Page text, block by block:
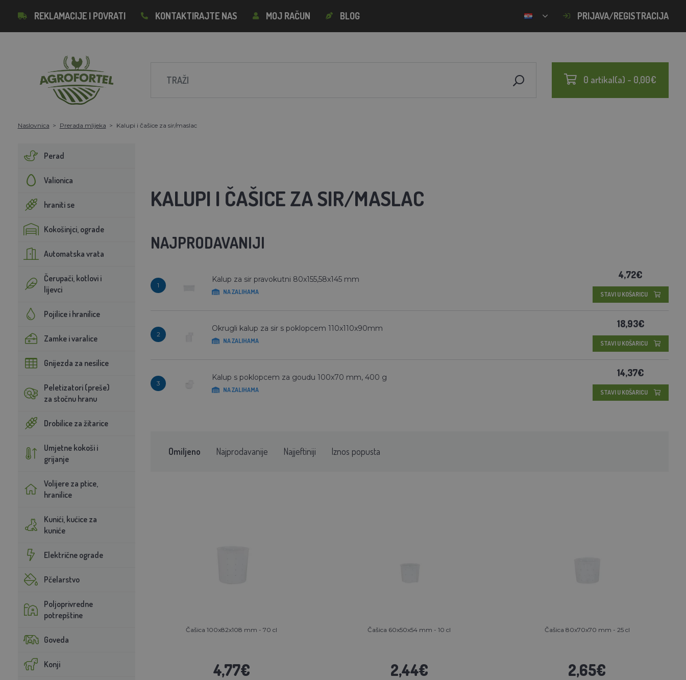
REKLAMACIJE I POVRATI KONTAKTIRAJTE NAS MOJ RAČUN BLOG PRIJAVA/REGISTRACIJA
0 artikal(a) - 0,00€
Naslovnica Prerada mlijeka Kalupi i čašice za sir/maslac
Perad
Valionica
hraniti se
Kokošinjci, ograde
Automatska vrata
Čerupači, kotlovi i
lijevci
Pojilice i hranilice
Zamke i varalice
Gnijezda za nesilice
Peletizatori (preše)
za stočnu hranu
Drobilice za žitarice
Umjetne kokoši i
grijanje
Volijere za ptice,
hranilice
Kunići, kućice za
kuniće
Električne ograde
Pčelarstvo
Poljoprivredne
potrepštine
Goveda
Konji
KALUPI I ČAŠICE ZA SIR/MASLAC
NAJPRODAVANIJI
1
Kalup za sir pravokutni 80x155,58x145 mm
NA ZALIHAMA
4,72€
STAVI U KOŠARICU
2
Okrugli kalup za sir s poklopcem 110x110x90mm
NA ZALIHAMA
18,93€
STAVI U KOŠARICU
3
Kalup s poklopcem za goudu 100x70 mm, 400 g
NA ZALIHAMA
14,37€
STAVI U KOŠARICU
Omiljeno Najprodavanije Najjeftiniji Iznos popusta
Čašica 100x82x108 mm - 70 cl
4,77€
Čašica 60x50x54 mm - 10 cl
2,44€
Čašica 80x70x70 mm - 25 cl
2,65€